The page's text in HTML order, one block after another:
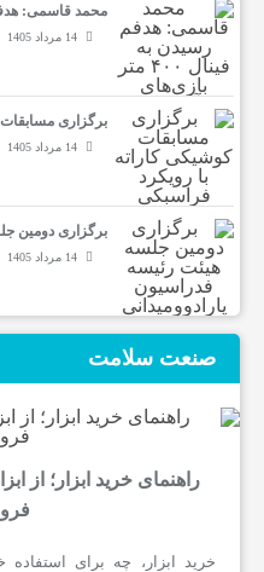
محمد قاسمی: هدفم
14 مرداد 1405
برگزاری
14 مرداد 1405
برگزاری دومین
14 مرداد 1405
صنعت سلامت
راهنمای خرید ابزار؛ از
خرید ابزار، چه برای